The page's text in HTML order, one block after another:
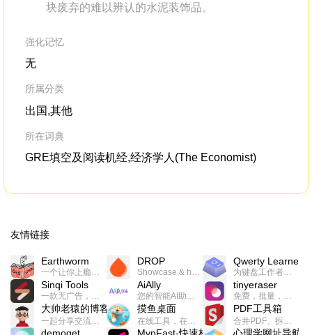
块废弃的难以辨认的水泥装饰品。
强化记忆
无
所属分类
出国,其他
所在词典
GRE填空及阅读机经,经济学人(The Economist)
友情链接
Earthworm
一个让你上瘾的英语学习工具，使用 连词成句 、 i + 1 、 以终为始等学习理论来帮助你习得英语，通过不断的重复形成肌肉记忆，最重要的是 游戏化 的形式让学习英语从此不再痛苦
DROP
Showcase & host your work in extraordinary ways.不限速文件分享，托管，建站平台
Qwerty Learner
为键盘工作者设计的单词与肌肉记忆锻炼软件
Sinqi Tools
一款无广告，界面清爽的神奇在线小工具集合，范围包括但不限于：开发，设计，日常生活等
AiAlly
您的智能AI助手解决方案。提供24/7全天候的高效虚拟员工服务，助力个人和组织提升生产力、激发创新潜能。
tinyeraser
免费，批量，快速，一键换背景的桌面软件
大帅老猿的博客
一起分享交流生活学习，出海赚钱，编程技术，远程工作，优秀产品等相关话题。希望大家都能有所收获。
摸鱼桌面
在线工具，在线游戏，电影，小说各种有趣的资源这里都有
PDF工具箱
合并PDF、拆分PDF、旋转PDF、裁剪PDF、转换PDF、加密PDF、解密PDF、PDF加水印等多种PDF处理功能